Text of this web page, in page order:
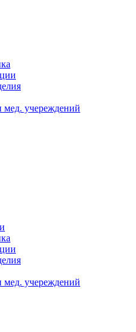
мед. учереждений
мед. учереждений